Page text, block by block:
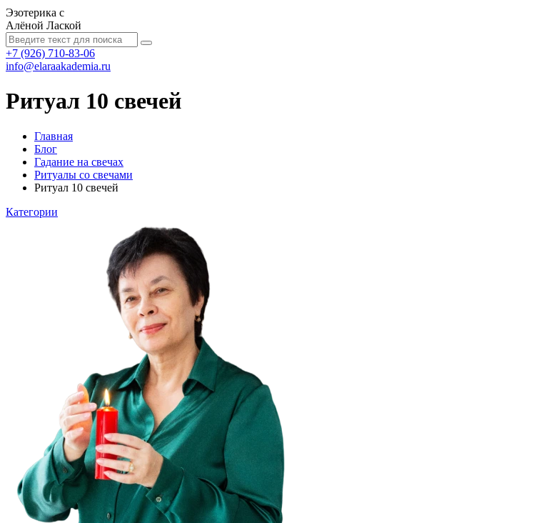
Эзотерика с
Алёной Лаской
+7 (926) 710-83-06
info@elaraakademia.ru
Ритуал 10 свечей
Главная
Блог
Гадание на свечах
Ритуалы со свечами
Ритуал 10 свечей
Категории